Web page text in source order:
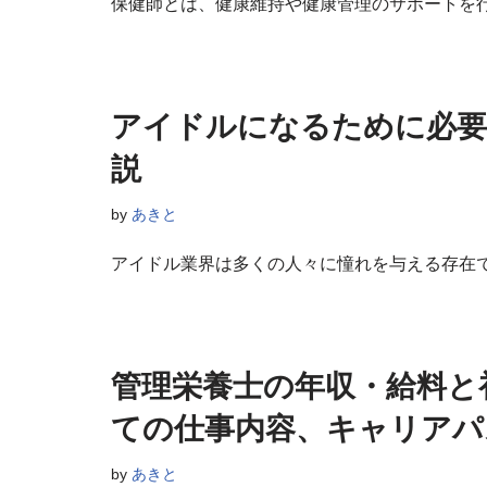
保健師とは、健康維持や健康管理のサポート
アイドルになるために必
説
by あきと
アイドル業界は多くの人々に憧れを与える存
管理栄養士の年収・給料
ての仕事内容、キャリア
by あきと